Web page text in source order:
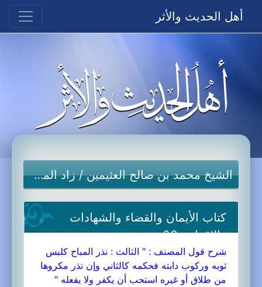
أهل الحديث والأثر
الشيخ محمد بن صالح العثيمين/زاد المستقنع
كتاب الأيمان والقضاء والشهادات
والإقرار-06a
شرح قول المصنف : " الثالث : نذر المباح كلبس
ثوبه وركوب دابته فحكمه كالثاني وإن نذر مكروها
من طلاق أو غيره استحب أن يكفر ولا يفعله "